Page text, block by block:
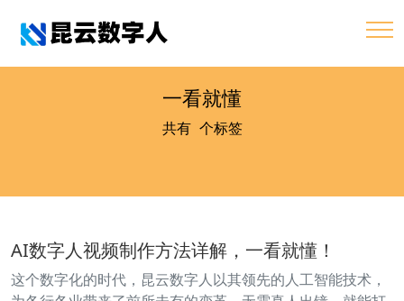
一看就懂
共有1 个标签
AI数字人视频制作方法详解，一看就懂！
这个数字化的时代，昆云数字人以其领先的人工智能技术，